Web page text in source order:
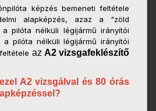
képzés bemeneti feltétele
alapképzés, azaz a "zöld
pilóta nélküli légijármű irányítói
pilóta nélküli légijármű irányítói
az A2 vizsgafeklészítő
A2 vizsgálval és 80 órás